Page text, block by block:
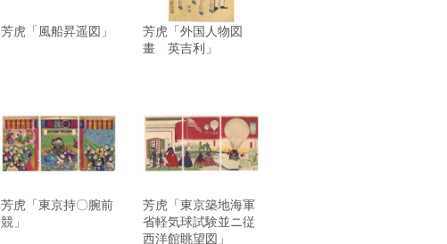
芳虎「風船昇遥図」
芳虎「外国人物図
畫 英吉利」
芳虎「東京持〇腕前
競」
芳虎「東京築地海軍
省軽気球試験並ニ従
西洋館眺望図」